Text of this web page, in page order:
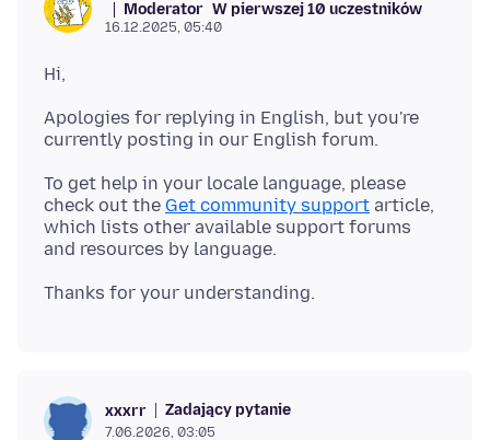
Moderator W pierwszej 10 uczestników
16.12.2025, 05:40
Apologies for replying in English, but you're
To get help in your locale language, please
check out the Get community support article,
which lists other available support forums
xxxrr Zadający pytanie
7.06.2026, 03:05